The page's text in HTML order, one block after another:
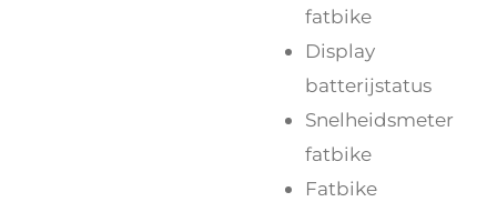
fatbike
Display
batterijstatus
Snelheidsmeter
fatbike
Fatbike